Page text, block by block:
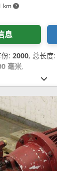
km
息
: 2000, 总长度:
毫米,